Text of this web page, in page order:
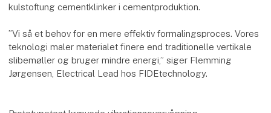
kulstoftung cementklinker i cementproduktion.
”Vi så et behov for en mere effektiv formalingsproces. Vores
teknologi maler materialet finere end traditionelle vertikale
slibemøller og bruger mindre energi,” siger Flemming
Jørgensen, Electrical Lead hos FIDEtechnology.